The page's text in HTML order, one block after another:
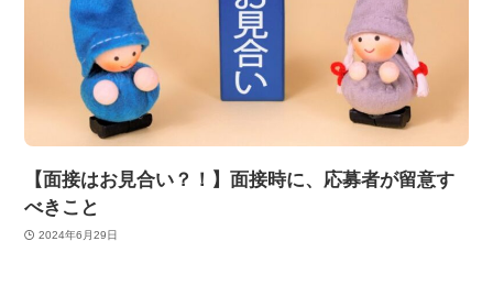
【面接はお見合い？！】面接時に、応募者が留意す
べきこと
2024年6月29日